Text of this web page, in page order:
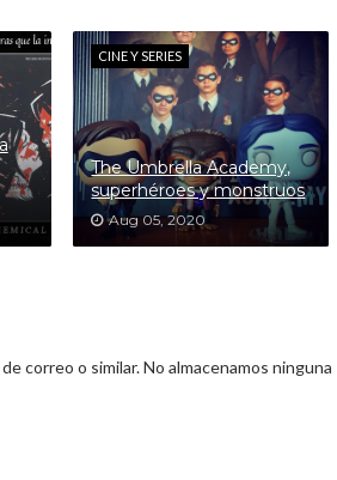
CINE Y SERIES
The Umbrella Academy,
superhéroes y monstruos
Aug 05, 2020
correo o similar. No almacenamos ninguna